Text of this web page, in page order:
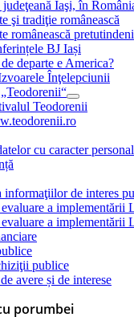
Iaşi, în
şi tradiţie românească
românească pretutindeni
BJ Iași
departe e America?
Înţelepciunii
Teodorenii
cu caracter personal
informaţiilor de interes
a implementării
a implementării
publice
avere și de interese
porumbei